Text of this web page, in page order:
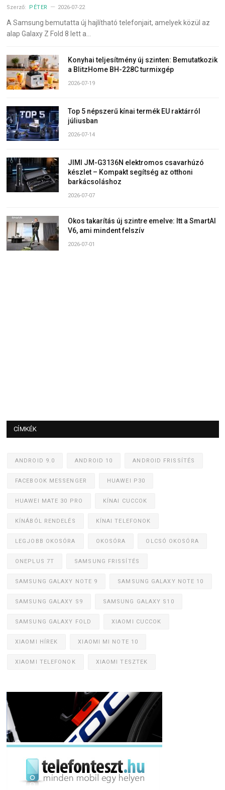
Szerző: PÉTER 2026-07-22
A Samsung bemutatta új hajlítható telefonjait, amelyek közül az
alap Galaxy Z Fold 8 lett a…
Konyhai teljesítmény új szinten: Bemutatkozik
a BlitzHome BH-228C turmixgép
2026-07-19
Top 5 népszerű kínai termék EU raktárról
júliusban
2026-07-14
JIMI JM-G3136N elektromos csavarhúzó
készlet – Kompakt segítség az otthoni
barkácsoláshoz
2026-07-07
Okos takarítás új szintre emelve: Itt a SmartAI
V6, ami mindent felszív
2026-07-01
CÍMKÉK
ANDROID 9.0 ANDROID 10 ANDROID FRISSÍTÉS
FACEBOOK MESSENGER HUAWEI P30
HUAWEI MATE 30 PRO KÍNAI CUCCOK
KÍNÁBÓL RENDELÉS KÍNAI TELEFONOK
LEGJOBB OKOSÓRA OKOSÓRA OLCSÓ OKOSÓRA
ONEPLUS 7T SAMSUNG FRISSÍTÉS
SAMSUNG GALAXY NOTE 9 SAMSUNG GALAXY NOTE 10
SAMSUNG GALAXY S9 SAMSUNG GALAXY S10
SAMSUNG GALAXY FOLD XIAOMI CUCCOK
XIAOMI HÍREK XIAOMI MI NOTE 10
XIAOMI TELEFONOK XIAOMI TESZTEK